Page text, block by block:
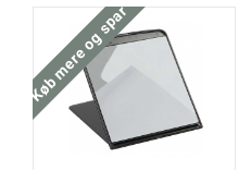
Køb mere og spar